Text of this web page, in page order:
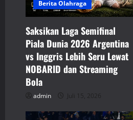
a
t
i
o
n
Berita Olahraga
Saksikan Laga Semifinal
Piala Dunia 2026 Argentina
vs Inggris Lebih Seru Lewat
NOBARID dan Streaming
Bola
admin Juli 15, 2026